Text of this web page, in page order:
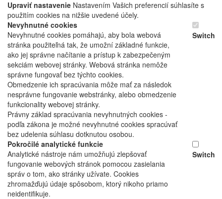
Upraviť nastavenie Nastavením Vašich preferencií súhlasíte s
použitím cookies na nižšie uvedené účely.
Nevyhnutné cookies
Nevyhnutné cookies pomáhajú, aby bola webová
stránka použiteľná tak, že umožní základné funkcie,
ako jej správne načítanie a prístup k zabezpečeným
sekciám webovej stránky. Webová stránka nemôže
správne fungovať bez týchto cookies.
Obmedzenie ich spracúvania môže mať za následok
nesprávne fungovanie webstránky, alebo obmedzenie
funkcionality webovej stránky.
Právny základ spracúvania nevyhnutných cookies -
podľa zákona je možné nevyhnutné cookies spracúvať
bez udelenia súhlasu dotknutou osobou.
Switch
Pokročilé analytické funkcie
Analytické nástroje nám umožňujú zlepšovať
fungovanie webových stránok pomocou zasielania
správ o tom, ako stránky užívate. Cookies
zhromažďujú údaje spôsobom, ktorý nikoho priamo
neidentifikuje.
Switch